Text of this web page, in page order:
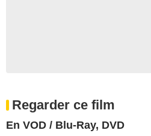
Regarder ce film
En VOD / Blu-Ray, DVD